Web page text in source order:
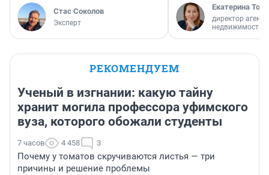
Стас Соколов
Эксперт
Екатерина
директор
недвижимости
РЕКОМЕНДУЕМ
Ученый в изгнании: какую тайну
хранит могила профессора уфимского
вуза, которого обожали студенты
7 часов 4 458 3
Почему у томатов скручиваются листья — три
причины и решение проблемы